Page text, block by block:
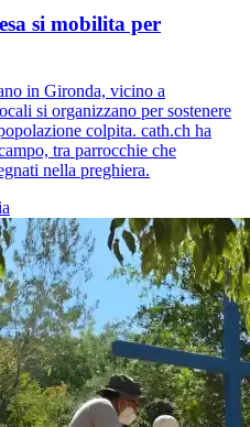
si mobilita per
in Gironda, vicino a
si organizzano per sostenere
colpita. cath.ch ha
tra parrocchie che
nella preghiera.